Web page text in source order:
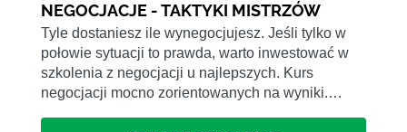
NEGOCJACJE - TAKTYKI MISTRZÓW
Tyle dostaniesz ile wynegocjujesz. Jeśli tylko w
połowie sytuacji to prawda, warto inwestować w
szkolenia z negocjacji u najlepszych. Kurs
negocjacji mocno zorientowanych na wyniki.…